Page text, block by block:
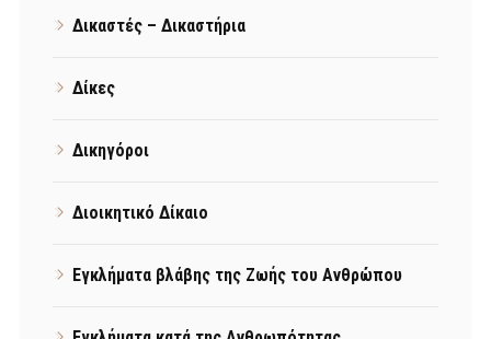
Δικαστές – Δικαστήρια
Δίκες
Δικηγόροι
Διοικητικό Δίκαιο
Εγκλήματα βλάβης της Ζωής του Ανθρώπου